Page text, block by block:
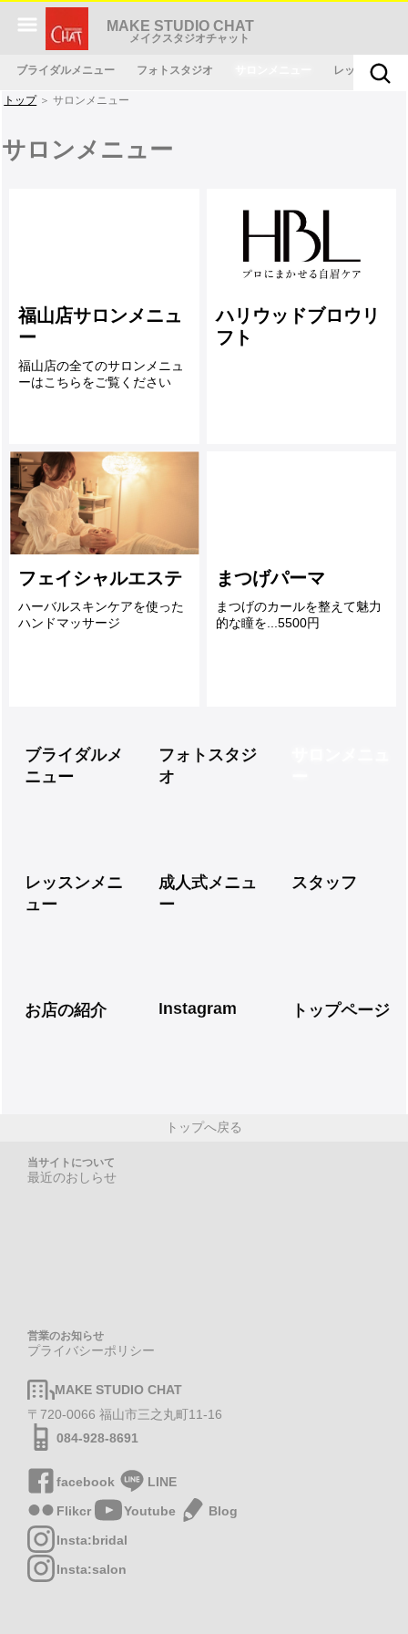
MAKE STUDIO CHAT
メイクスタジオチャット
ブライダルメニュー フォトスタジオ レッスンメニ
トップ＞ サロンメニュー
サロンメニュー
福山店サロンメニュ
ー
福山店の全てのサロンメニュ
ーはこちらをご覧ください
ハリウッドブロウリ
フト
フェイシャルエステ
ハーバルスキンケアを使った
ハンドマッサージ
まつげパーマ
まつげのカールを整えて魅力
的な瞳を...5500円
ブライダルメ
ニュー
フォトスタジ
オ
レッスンメニ
ュー
成人式メニュ
ー
スタッフ
お店の紹介 Instagram トップページ
トップへ戻る
当サイトについて
最近のおしらせ
営業のお知らせ
プライバシーポリシー
MAKE STUDIO CHAT
〒720-0066 福山市三之丸町11-16
084-928-8691
facebook
LINE
Flikcr
Youtube
Blog
Insta:bridal
Insta:salon